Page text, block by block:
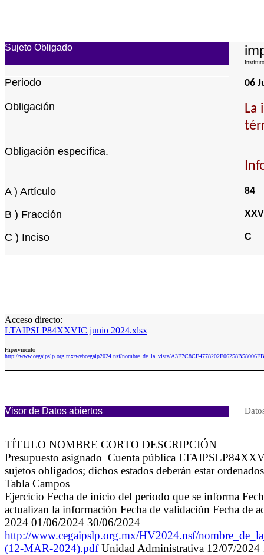
Sujeto Obligado
Periodo 06
Obligación
La
Obligación específica.
A ) Artículo 84
B ) Fracción
C ) Inciso C
Acceso directo:
LTAIPSLP84XXVIC junio 2024.xlsx
Hipervinculo
http://www.cegaipslp.org.mx/webcegaip2024.nsf/nombre_de_la_vista/
Visor de Datos abiertos
TÍTULO NOMBRE CORTO DESCRIPCIÓN
Presupuesto asignado_Cuenta pública
sujetos obligados; dichos estados deberán estar
Tabla Campos
Ejercicio Fecha de inicio del periodo que se informa
actualizan la información Fecha de validación Fecha de
2024 01/06/2024 30/06/2024
http://www.cegaipslp.org.mx/HV2024.nsf/
(12-MAR-2024).pdfUnidad Administrativa 12/07/